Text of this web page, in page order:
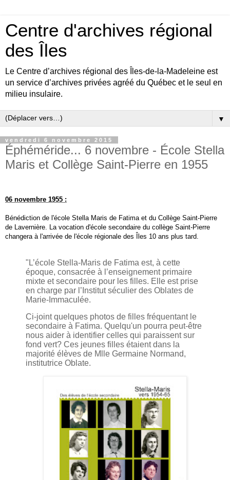
Centre d'archives régional
des Îles
Le Centre d’archives régional des Îles-de-la-Madeleine est
un service d’archives privées agréé du Québec et le seul en
milieu insulaire.
▼
vendredi 6 novembre 2015
Éphéméride... 6 novembre - École Stella
Maris et Collège Saint-Pierre en 1955
06 novembre 1955 :
Bénédiction de l'école Stella Maris de Fatima et du Collège Saint-Pierre
de Lavernière.
La vocation d'école secondaire du collège Saint-Pierre
c hangera à l 'arrivée de l 'école régionale des Îles 10 ans plus tard.
"L’école Stella-Maris de Fatima est, à cette
époque, consacrée à l’enseignement primaire
mixte et secondaire pour les filles. Elle est prise
en charge par l’Institut séculier des Oblates de
Marie-Immaculée.
Ci-joint quelques photos de filles fréquentant le
secondaire à Fatima. Quelqu'un pourra peut-être
nous aider à identifier celles qui paraissent sur
fond vert? Ces jeunes filles étaient dans la
majorité élèves de Mlle Germaine Normand,
institutrice Oblate.